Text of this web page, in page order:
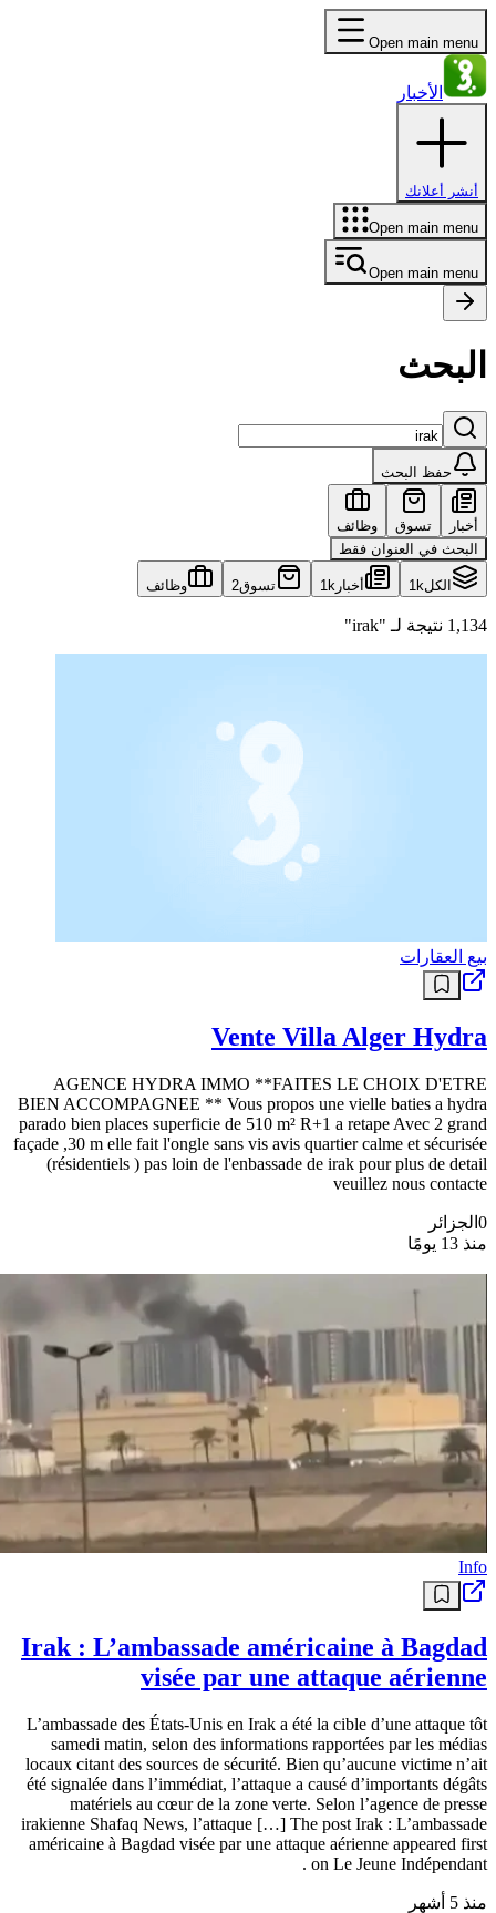
Open main menu
الأخبار
أنشر أعلانك
Open main menu
Open main menu
البحث
حفظ البحث
أخبار تسوق
وظائف
البحث في العنوان فقط
الكل1k أخبار 1k تسوق2 وظائف
1,134 نتيجة لـ "irak"
بيع العقارات
Vente Villa Alger Hydra
AGENCE HYDRA IMMO **FAITES LE CHOIX D'ETRE
BIEN ACCOMPAGNEE ** Vous propos une vielle baties a hydra
parado bien places superficie de 510 m² R+1 a retape Avec 2 grand
façade ,30 m elle fait l'ongle sans vis avis quartier calme et sécurisée
(résidentiels ) pas loin de l'enbassade de irak pour plus de detail
veuillez nous contacte
0 الجزائر
منذ 13 يومًا
Info
Irak : L’ambassade américaine à Bagdad
visée par une attaque aérienne
L’ambassade des États-Unis en Irak a été la cible d’une attaque tôt
samedi matin, selon des informations rapportées par les médias
locaux citant des sources de sécurité. Bien qu’aucune victime n’ait
été signalée dans l’immédiat, l’attaque a causé d’importants dégâts
matériels au cœur de la zone verte. Selon l’agence de presse
irakienne Shafaq News, l’attaque […] The post Irak : L’ambassade
américaine à Bagdad visée par une attaque aérienne appeared first
on Le Jeune Indépendant .
منذ 5 أشهر